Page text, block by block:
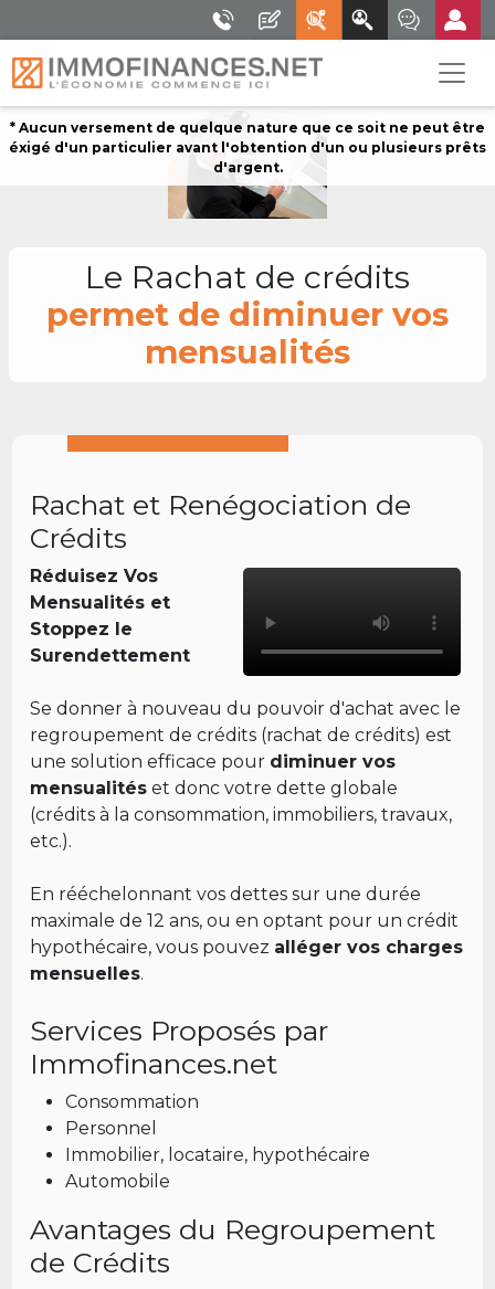
* Aucun versement de quelque nature que ce soit ne peut être
éxigé d'un particulier avant l'obtention d'un ou plusieurs prêts
d'argent.
Le Rachat de crédits
permet de diminuer vos
mensualités
Rachat et Renégociation de
Crédits
Réduisez Vos
Mensualités et
Stoppez le
Surendettement
Se donner à nouveau du pouvoir d'achat avec le
regroupement de crédits (rachat de crédits) est
une solution efficace pour diminuer vos
mensualités et donc votre dette globale
(crédits à la consommation, immobiliers, travaux,
etc.).
En rééchelonnant vos dettes sur une durée
maximale de 12 ans, ou en optant pour un crédit
hypothécaire, vous pouvez alléger vos charges
mensuelles.
Services Proposés par
Immofinances.net
Consommation
Personnel
Immobilier, locataire, hypothécaire
Automobile
Avantages du Regroupement
de Crédits